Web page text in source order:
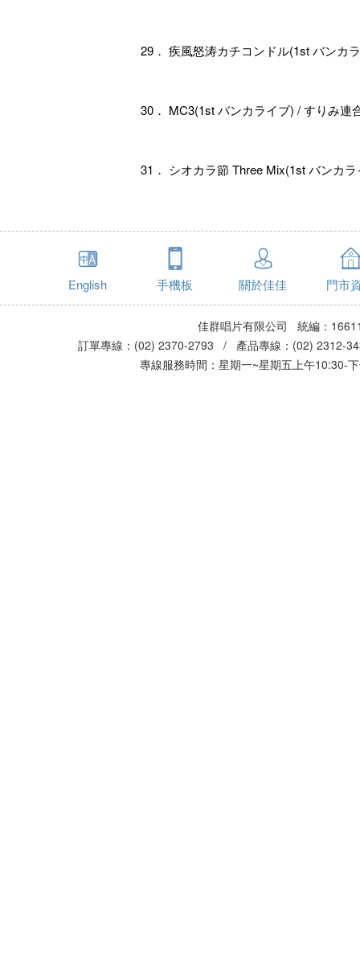
29． 疾風怒涛カチコンドル(1st バンカ
30． MC3(1st バンカライブ) / すりみ連
31． シオカラ節 Three Mix(1st バンカ
English 手機板 關於佳佳 門市
佳群唱片有限公司 統編：
訂單專線：(02) 2370-2793 / 產品專線：(02)
專線服務時間：星期一~星期五上午10:30-